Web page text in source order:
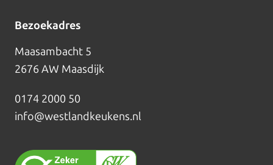
Bezoekadres
Maasambacht 5
2676 AW Maasdijk
0174 2000 50
info@westlandkeukens.nl